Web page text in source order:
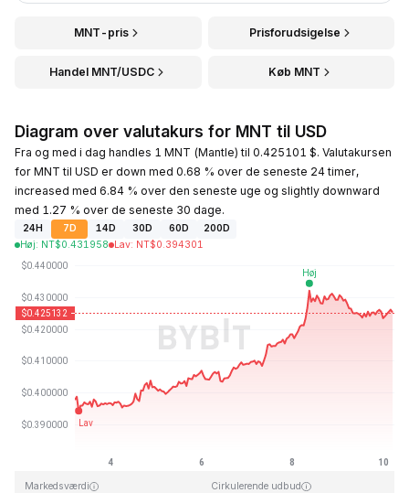
MNT-pris Prisforudsigelse
Handel MNT/USDC Køb MNT
Diagram over valutakurs for MNT til USD
Fra og med i dag handles 1 MNT (Mantle) til 0.425101 $. Valutakursen
for MNT til USD er down med 0.68 % over de seneste 24 timer,
increased med 6.84 % over den seneste uge og slightly downward
med 1.27 % over de seneste 30 dage.
24H 7D 14D 30D 60D
200D
Høj: NT$0.431958 Lav: NT$0.394301
Sidst opdateret: 2026-08-10, 04:58 GMT+0
Markedsværdi Cirkulerende udbud